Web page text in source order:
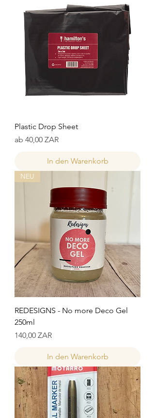
Plastic Drop Sheet
ab 40,00 ZAR
Sale-Preis
In den Warenkorb
NEU
REDESIGNS - No more Deco Gel
250ml
Preis
140,00 ZAR
In den Warenkorb